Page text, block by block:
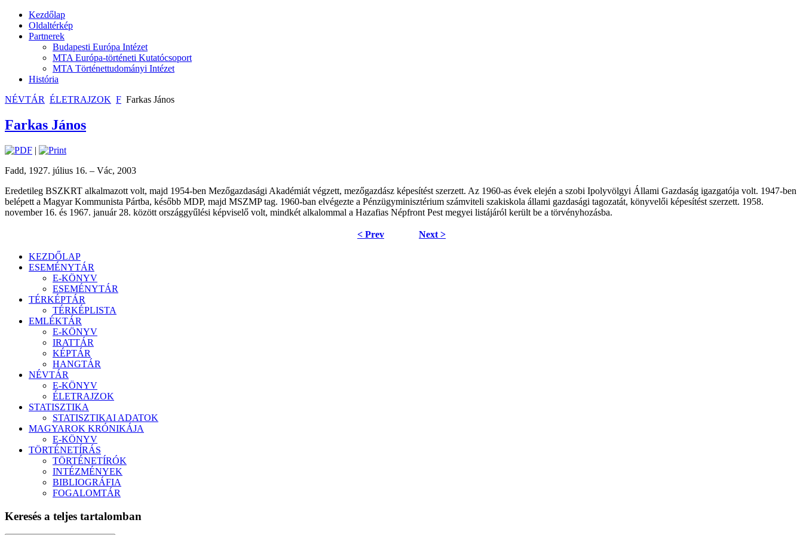
Kezdőlap
Oldaltérkép
Partnerek
Budapesti Európa Intézet
MTA Európa-történeti Kutatócsoport
MTA Történettudományi Intézet
História
NÉVTÁR ÉLETRAJZOK F Farkas János
Farkas János
|
Fadd, 1927. július 16. – Vác, 2003
Eredetileg BSZKRT alkalmazott volt, majd 1954-ben Mezőgazdasági Akadémiát végzett, mezőgazdász képesítést szerzett. Az 1960-as évek elején a szobi Ipolyvölgyi Állami Gazdaság igazgatója volt. 1947-ben
belépett a Magyar Kommunista Pártba, később MDP, majd MSZMP tag. 1960-ban elvégezte a Pénzügyminisztérium számviteli szakiskola állami gazdasági tagozatát, könyvelői képesítést szerzett. 1958.
november 16. és 1967. január 28. között országgyűlési képviselő volt, mindkét alkalommal a Hazafias Népfront Pest megyei listájáról került be a törvényhozásba.
< Prev Next >
KEZDŐLAP
ESEMÉNYTÁR
E-KÖNYV
ESEMÉNYTÁR
TÉRKÉPTÁR
TÉRKÉPLISTA
EMLÉKTÁR
E-KÖNYV
IRATTÁR
KÉPTÁR
HANGTÁR
NÉVTÁR
E-KÖNYV
ÉLETRAJZOK
STATISZTIKA
STATISZTIKAI ADATOK
MAGYAROK KRÓNIKÁJA
E-KÖNYV
TÖRTÉNETÍRÁS
TÖRTÉNETÍRÓK
INTÉZMÉNYEK
BIBLIOGRÁFIA
FOGALOMTÁR
Keresés a teljes tartalomban